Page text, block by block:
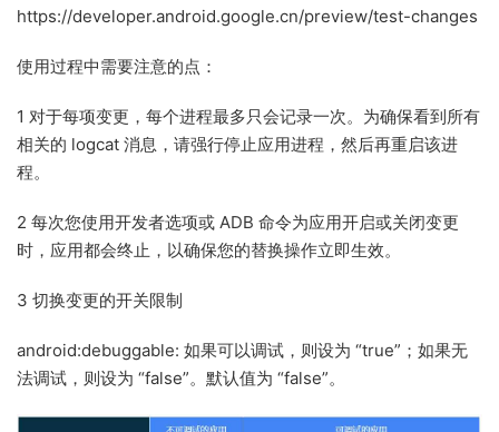
https://developer.android.google.cn/preview/test-changes
使用过程中需要注意的点：
1 对于每项变更，每个进程最多只会记录一次。为确保看到所有
相关的 logcat 消息，请强行停止应用进程，然后再重启该进
程。
2 每次您使用开发者选项或 ADB 命令为应用开启或关闭变更
时，应用都会终止，以确保您的替换操作立即生效。
3 切换变更的开关限制
android:debuggable: 如果可以调试，则设为 “true”；如果无
法调试，则设为 “false”。默认值为 “false”。